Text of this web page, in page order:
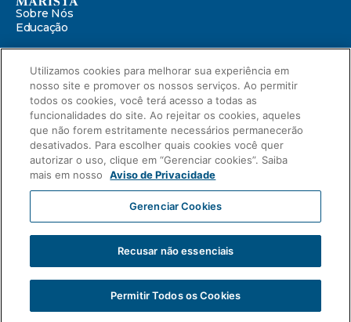
Sobre Nós
Educação
Centro Marista de Defesa da Infância
Missão Marista
Compromissos
Portal ESG
Relatório de Sustentabilidade 2025
Relatório de Transparência Salarial
Novidades
Blog
Aviso de Privacidade
Intranet
Fale Conosco
2023 © Grupo Marista
Associação Paranaense de Cultura
CNPJ: 76.659.820/0001-51
Desenvolvido por
Utilizamos cookies para melhorar sua experiência em
nosso site e promover os nossos serviços. Ao permitir
todos os cookies, você terá acesso a todas as
funcionalidades do site. Ao rejeitar os cookies, aqueles
que não forem estritamente necessários permanecerão
desativados. Para escolher quais cookies você quer
autorizar o uso, clique em “Gerenciar cookies”. Saiba
mais em nosso
Aviso de Privacidade
Gerenciar Cookies
Recusar não essenciais
Permitir Todos os Cookies